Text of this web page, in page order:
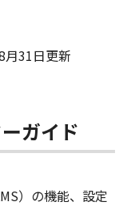
31日更新
ガイド
）の機能、設定